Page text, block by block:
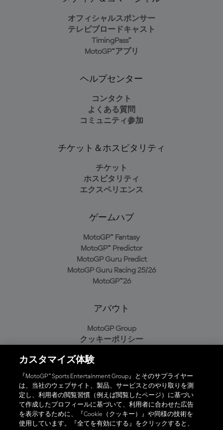
オフィシャルスポンサー
テレビブロードキャスト
TimingPass™
MotoGP™アプリ
ヘルプセンター
コンタクト
よくある質問
コミュニティ参加
チケット＆ホスピタリティ
チケット
ホスピタリティ
エクスペリエンス
ゲームハブ
MotoGP™ Fantasy
MotoGP™ Predictor
MotoGP Guru Predict
MotoGP Guru Racing 25/26
MotoGP™26
アバウト
MotoGP Group
クッキーポリシー
プライバシーポリシー
購入ポリシー
オフィシャルアプリ
カスタマイズ体験
『MotoGP™ Sports Entertainment Group』とそのサプライヤー
は、当社のウェブサイト、製品、サービスとのやり取りを測
定し、利用者の閲覧習慣（例えば閲覧したページ）に基づい
て作成したプロフィールに基づいて、利用者に合わせた広告
を表示するために、『Cookie（クッキー）』や同様の技術を
使用しています。『全てを有効にする』をクリックすると、